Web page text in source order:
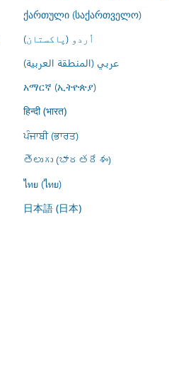
ქართული (საქართველო)
اُردو (پاکستان)
عربي (المنطقة العربية)
አማርኛ (ኢትዮጵያ)
हिन्दी (भारत)
ਪੰਜਾਬੀ (ਭਾਰਤ)
తెలుగు (భారతదేశం)
ไทย (ไทย)
日本語 (日本)